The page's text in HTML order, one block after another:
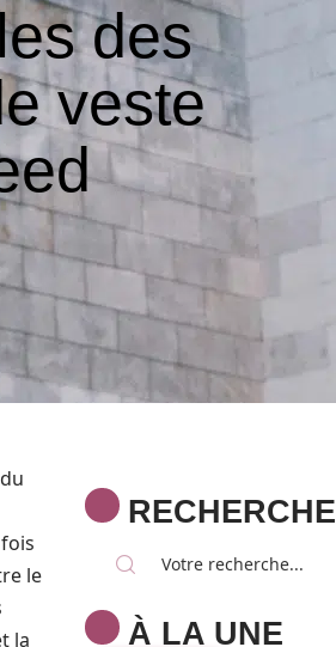
des
veste
le
la
RECHERCHE
À LA UNE